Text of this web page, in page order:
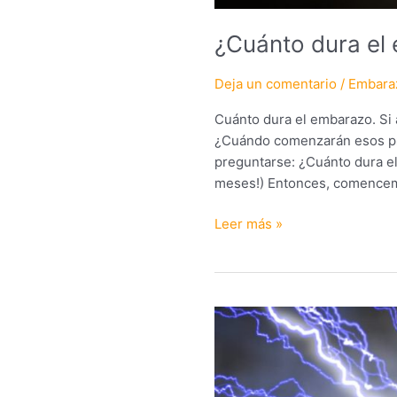
¿Cuánto dura el
Deja un comentario /
Cuánto dura el embarazo.
¿Cuándo comenzarán esos
preguntarse: ¿Cuánto dura
meses!) Entonces,
Leer más »
Cómo
reducir
exposición